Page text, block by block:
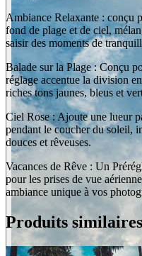
BEFORE
arrow_back_ios
arrow_forward_ios
AFTER
Ambiance Relaxante : conçu
fond de plage et de ciel,
saisir des moments de
Balade sur la Plage : Conçu
réglage accentue la division
riches tons jaunes, bleus et
Ciel Rose : Ajoute une lueur
pendant le coucher du soleil,
douces et rêveuses.
Vacances de Rêve : Un
pour les prises de vue
ambiance unique à vos
Produits similaires